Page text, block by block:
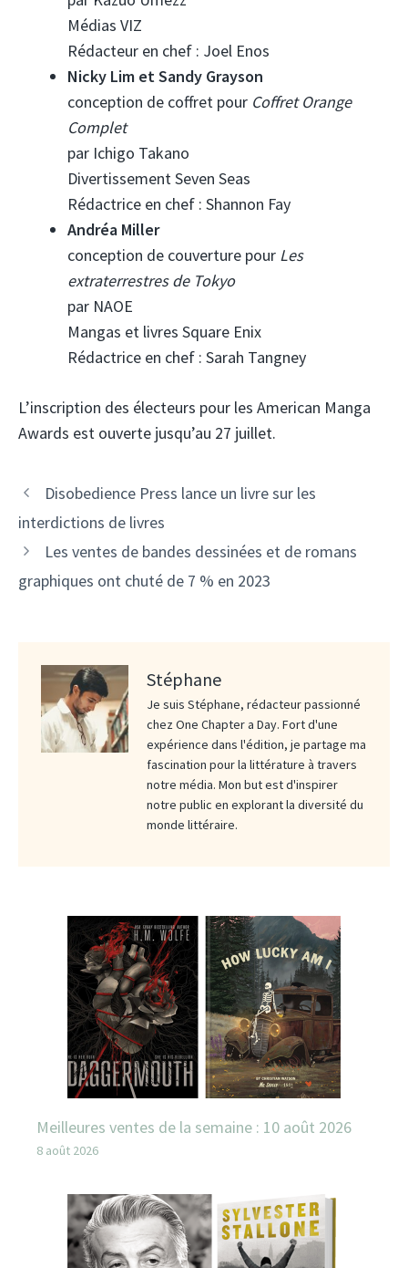
Médias VIZ
Rédacteur en chef : Joel Enos
Nicky Lim et Sandy Grayson
conception de coffret pour Coffret Orange
Complet
par Ichigo Takano
Divertissement Seven Seas
Rédactrice en chef : Shannon Fay
Andréa Miller
conception de couverture pour Les
extraterrestres de Tokyo
par NAOE
Mangas et livres Square Enix
Rédactrice en chef : Sarah Tangney
L’inscription des électeurs pour les American Manga
Awards est ouverte jusqu’au 27 juillet.
Disobedience Press lance un livre sur les
interdictions de livres
Les ventes de bandes dessinées et de romans
graphiques ont chuté de 7 % en 2023
Stéphane
Je suis Stéphane, rédacteur passionné
chez One Chapter a Day. Fort d'une
expérience dans l'édition, je partage ma
fascination pour la littérature à travers
notre média. Mon but est d'inspirer
notre public en explorant la diversité du
monde littéraire.
Meilleures ventes de la semaine : 10 août 2026
8 août 2026